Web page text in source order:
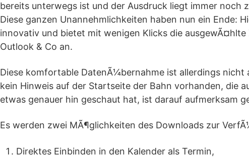
bereits unterwegs ist und der Ausdruck liegt immer noch
Diese ganzen Unannehmlichkeiten haben nun ein Ende:
innovativ und bietet mit wenigen Klicks die
Outlook & Co an.
Diese komfortable DatenÃ¼bernahme ist allerdings nicht
kein Hinweis auf der Startseite der Bahn vorhanden, die
etwas genauer hin geschaut hat, ist darauf aufmerksam
Es werden zwei MÃ¶glichkeiten des Downloads zur
Direktes Einbinden in den Kalender als Termin,